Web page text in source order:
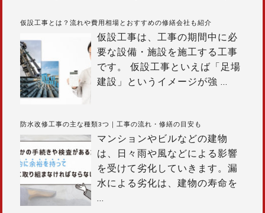
ビ
ー
シ
ョ
ン
仮設工事とは？流れや費用相場とおすすめの修繕会社も紹介
仮設工事は、工事の期間中に必
要な設備・施設を施工する工事
です。 仮設工事といえば「足場
建設」というイメージが強 …
防水改修工事の主な種類3つ｜工事の流れ・修繕の目安も
マンションやビルなどの建物
は、日々雨や風などによる影響
を受けて劣化していきます。漏
水による劣化は、建物の寿命を
…